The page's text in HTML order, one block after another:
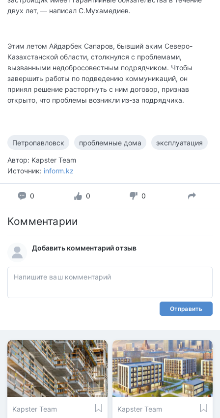
двух лет, — написал С.Мухамедиев.
Этим летом Айдарбек Сапаров, бывший аким Северо-
Казахстанской области, столкнулся с проблемами,
вызванными недобросовестным подрядчиком. Чтобы
завершить работы по подведению коммуникаций, он
принял решение расторгнуть с ним договор, признав
открыто, что проблемы возникли из-за подрядчика.
Петропавловск проблемные дома эксплуатация
Автор: Kapster Team
Источник: inform.kz
0 0 0
Комментарии
Добавить комментарий отзыв
Отправить
Kapster Team
Kapster Team